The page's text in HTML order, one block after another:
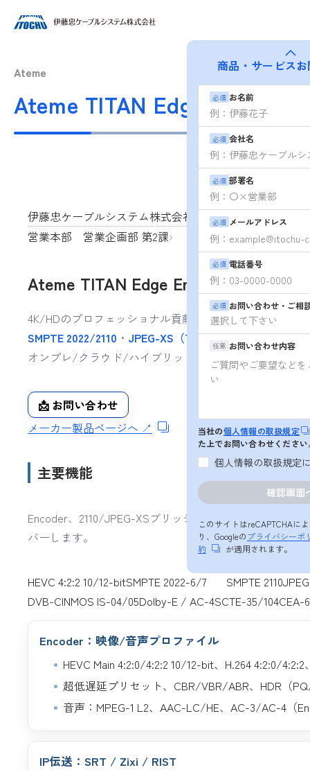
Ateme
Ateme TITAN Edge Encoder
伊藤忠ケーブルシステム株式会社
営業本部 営業企画部 第2課›
Ateme TITAN Edge Encoder
4K/HDのプロフェッショナル貢献向け低遅延エンコーダ
SMPTE 2022/2110 ・ JPEG-XS（TR-07）連携、SRT/
オンプレ/クラウド/ハイブリッドで高密度・高品質な
📩 お問い合わせ
メーカー製品ページへ ↗
主要機能
Encoder、2110/JPEG-XSブリッジ、SRT/Zixi/RIST、
バーします。
HEVC 4:2:2 10/12-bitSMPTE 2022-6/7 SMPTE 2110
DVB-CINMOS IS-04/05Dolby-E / AC-4SCTE-35/104CEA-
Encoder：映像/音声プロファイル
HEVC Main 4:2:0/4:2:2 10/12-bit、H.264 4:2:0/4:2:2
超低遅延プリセット、CBR/VBR/ABR、HDR（
音声：MPEG-1 L2、AAC-LC/HE、AC-3/AC-4（
IP伝送：SRT / Zixi / RIST
商品・サービス
必須 お名前
必須 会社名
必須 部署名
必須 メールアドレス
必須 電話番号
必須 お問い合わせ・ご相
任意 お問い合わせ内容
当社の個人情報の取扱規定
た上でお問い合わせください
個人情報の取扱規定
このサイトはreCAPTCHAに
り、Googleの プライバシーポ
約
が適用されます。